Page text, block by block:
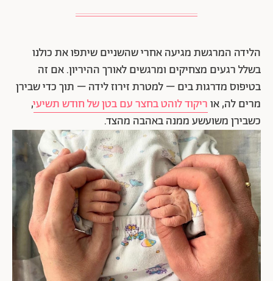
הלידה המרגשת מגיעה אחרי שהשניים שיתפו את כולנו
בשלל רגעים מצחיקים ומרגשים לאורך ההיריון. אם זה
בטיפוס מדרגות בים – למטרת זירוז לידה – תוך כדי שבירן
מרים לה, אוריקוד לוהט בחצר עם בטן של חודש תשיעי,
כשבירן משועשע ממנה באהבה מהצד.